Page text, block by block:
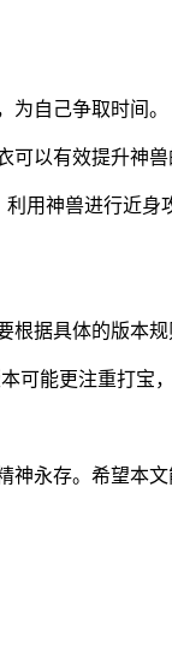
自己争取时间。
以有效提升神兽
用神兽进行近
据具体的版本
能更注重打宝
永存。希望本